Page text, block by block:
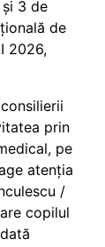
3 de
de
2026,
prin
pe
atenția
/
copilul